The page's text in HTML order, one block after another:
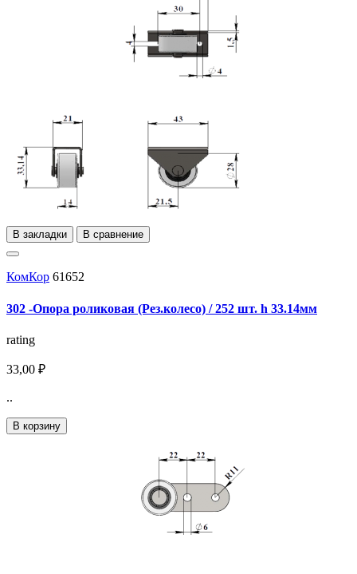
В закладки В сравнение
КомКор 61652
302 -Опора роликовая (Рез.колесо) / 252 шт. h 33.14мм
rating
33,00 ₽
..
В корзину